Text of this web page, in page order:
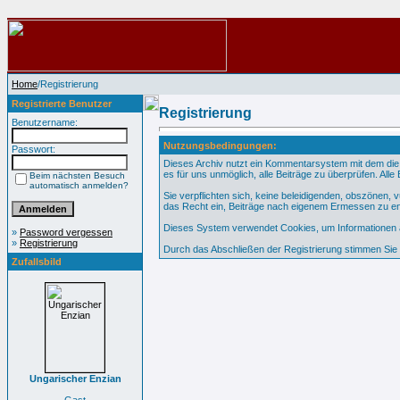
Home/Registrierung
Registrierte Benutzer
Benutzername:
Passwort:
Beim nächsten Besuch
automatisch anmelden?
» Password vergessen
» Registrierung
Zufallsbild
Ungarischer Enzian
Registrierung
Nutzungsbedingungen:
Dieses Archiv nutzt ein Kommentarsystem mit dem
es für uns unmöglich, alle Beiträge zu überprüfen.
Sie verpflichten sich, keine beleidigenden, obszönen,
das Recht ein, Beiträge nach eigenem Ermessen zu
Dieses System verwendet Cookies, um
Durch das Abschließen der Registrierung stimmen